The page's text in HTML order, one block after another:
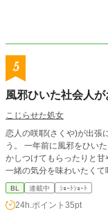
5
風邪ひいた社会人
こじらせた処女
恋人の咲耶(さくや)が出張
う。 一年前に風邪をひい
かしつけてもらったりと甘
一緒の気分を味わいたく
BL 連載中 ｼｮｰﾄｼｮｰﾄ
24h.ポイント 35pt